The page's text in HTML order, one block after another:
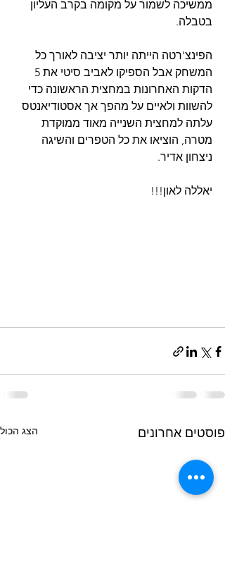
ממשיכה לשמור על מקומה בקרב העליון
בטבלה.
הפינצ'רטה הייתה יותר יציבה לאורך כל
הדקות האחרונות במחצית הראשונה כדי
להשוות ולאיים על מהפך אך אסטודיאנטס
עלתה למחצית השנייה מאוד ממוקדת
מטרה, הוציאו את כל הטפרים והשיגה
ניצחון אדיר.
יאללה לאון!!!
פוסטים אחרונים הצג הכול